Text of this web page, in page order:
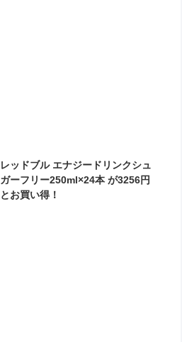
レッドブル エナジードリンクシュ
ガーフリー250ml×24本 が3256円
とお買い得！